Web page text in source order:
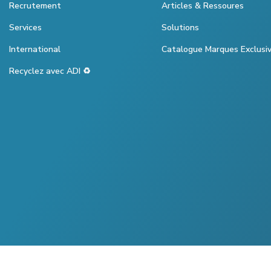
Recrutement
Services
International
Recyclez avec ADI ♻️
Articles & Ressoures
Solutions
Catalogue Marques